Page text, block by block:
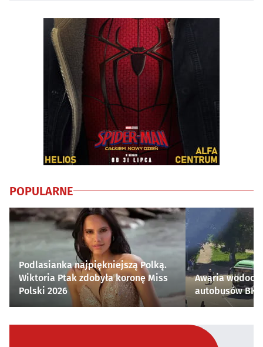
POPULARNE
Podlasianka najpiękniejszą Polką.
Wiktoria Ptak zdobyła koronę Miss
Polski 2026
Awaria
autobusów